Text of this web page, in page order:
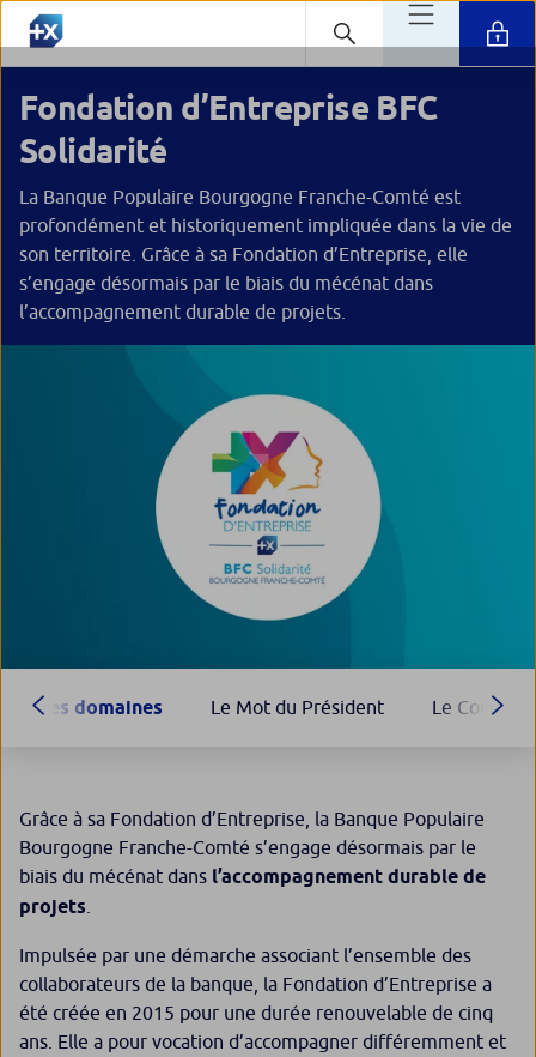
Fondation d’Entreprise BFC
Solidarité
La Banque Populaire Bourgogne Franche-Comté est
profondément et historiquement impliquée dans la vie de
son territoire. Grâce à sa Fondation d’Entreprise, elle
s’engage désormais par le biais du mécénat dans
l’accompagnement durable de projets.
Les domaines Le Mot du Président Le Conseil
Grâce à sa Fondation d’Entreprise, la Banque Populaire
Bourgogne Franche-Comté s’engage désormais par le
biais du mécénat dans l’accompagnement durable de
projets
Impulsée par une démarche associant l’ensemble des
collaborateurs de la banque, la Fondation d’Entreprise a
été créée en 2015 pour une durée renouvelable de cinq
ans. Elle a pour vocation d’accompagner différemment et